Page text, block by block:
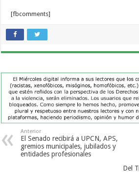
[fbcomments]
Anterior
El Senado recibirá a UPCN, APS,
gremios municipales, jubilados y
entidades profesionales
Del